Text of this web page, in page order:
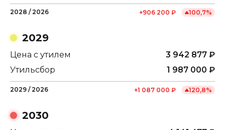
2028 / 2026 +906 200 ₽ 100,7%
2029
Цена с утилем 3 942 877 ₽
Утильсбор
1 987 000 ₽
2029 / 2026 +1 087 000 ₽ 120,8%
2030